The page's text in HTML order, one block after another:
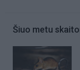
Šiuo metu